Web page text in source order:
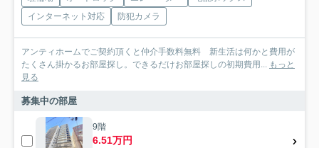
インターネット対応
防犯カメラ
アンティホームでご契約頂くと仲介手数料無料 新生活は何かと費用が
たくさん掛かるお部屋探し。できるだけお部屋探しの初期費用... もっと
見る
募集中の部屋
9階
6.51万円